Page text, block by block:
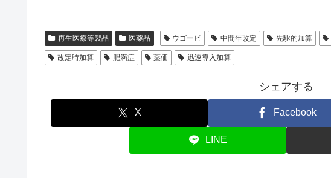
再生医療等製品 医薬品 ウゴービ 中間年改定 先駆的加算
改定時加算 肥満症 薬価 迅速導入加算
シェアする
X Facebook
LINE